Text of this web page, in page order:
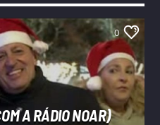
0
A RÁDIO NOAR)